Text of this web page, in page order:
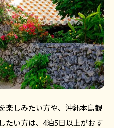
楽しみたい方や、沖縄本島観
たい方は、4泊5日以上がおす